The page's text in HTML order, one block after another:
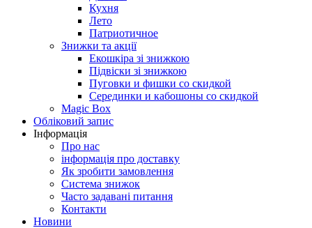
Кухня
Лето
Патриотичное
Знижки та акції
Екошкіра зі знижкою
Підвіски зі знижкою
Пуговки и фишки со скидкой
Серединки и кабошоны со скидкой
Magic Box
Обліковий запис
Інформація
Про нас
інформація про доставку
Як зробити замовлення
Система знижок
Часто задавані питання
Контакти
Новини